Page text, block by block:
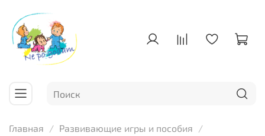
Главная
Развивающие игры и пособия